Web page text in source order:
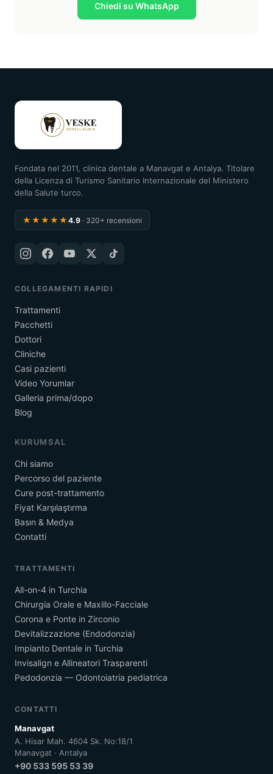
Chiedi su WhatsApp
Fondata nel 2011, clinica dentale a Manavgat e Antalya. Titolare
della Licenza di Turismo Sanitario Internazionale del Ministero
della Salute turco.
★★★★★ 4.9 · 320+ recensioni
COLLEGAMENTI RAPIDI
Trattamenti
Pacchetti
Dottori
Cliniche
Casi pazienti
Video Yorumlar
Galleria prima/dopo
Blog
KURUMSAL
Chi siamo
Percorso del paziente
Cure post-trattamento
Fiyat Karşılaştırma
Basın & Medya
Contatti
TRATTAMENTI
All-on-4 in Turchia
Chirurgia Orale e Maxillo-Facciale
Corona e Ponte in Zirconio
Devitalizzazione (Endodonzia)
Impianto Dentale in Turchia
Invisalign e Allineatori Trasparenti
Pedodonzia — Odontoiatria pediatrica
CONTATTI
Manavgat
A. Hisar Mah. 4604 Sk. No:18/1
Manavgat · Antalya
+90 533 595 53 39